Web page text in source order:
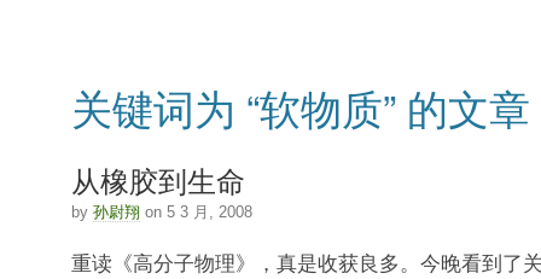
关键词为 “软物质” 的文章
从橡胶到生命
by 孙尉翔 on 5 3 月, 2008
重读《高分子物理》，真是收获良多。今晚看到了